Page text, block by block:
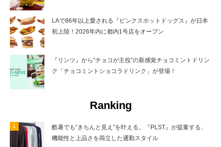
LAで86年以上愛される『ピンクスホットドッグス』が日本
初上陸！2026年内に都内1号店をオープン
『リンツ』から“チョコが主役”の新感覚チョコミントドリン
ク「チョコミントショコラドリンク」が登場！
Ranking
酷暑でも“きちんと見え”を叶える。『PLST』が提案する、
機能性と上品さを両立した通勤スタイル